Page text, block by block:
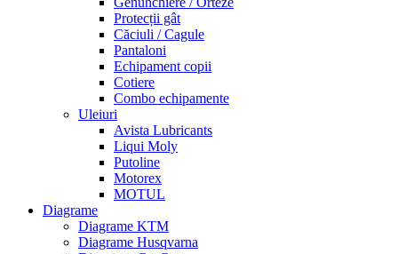
Protecții gât
Căciuli / Cagule
Pantaloni
Echipament copii
Cotiere
Combo echipamente
Uleiuri
Avista Lubricants
Liqui Moly
Putoline
Motorex
MOTUL
Diagrame
Diagrame KTM
Diagrame Husqvarna